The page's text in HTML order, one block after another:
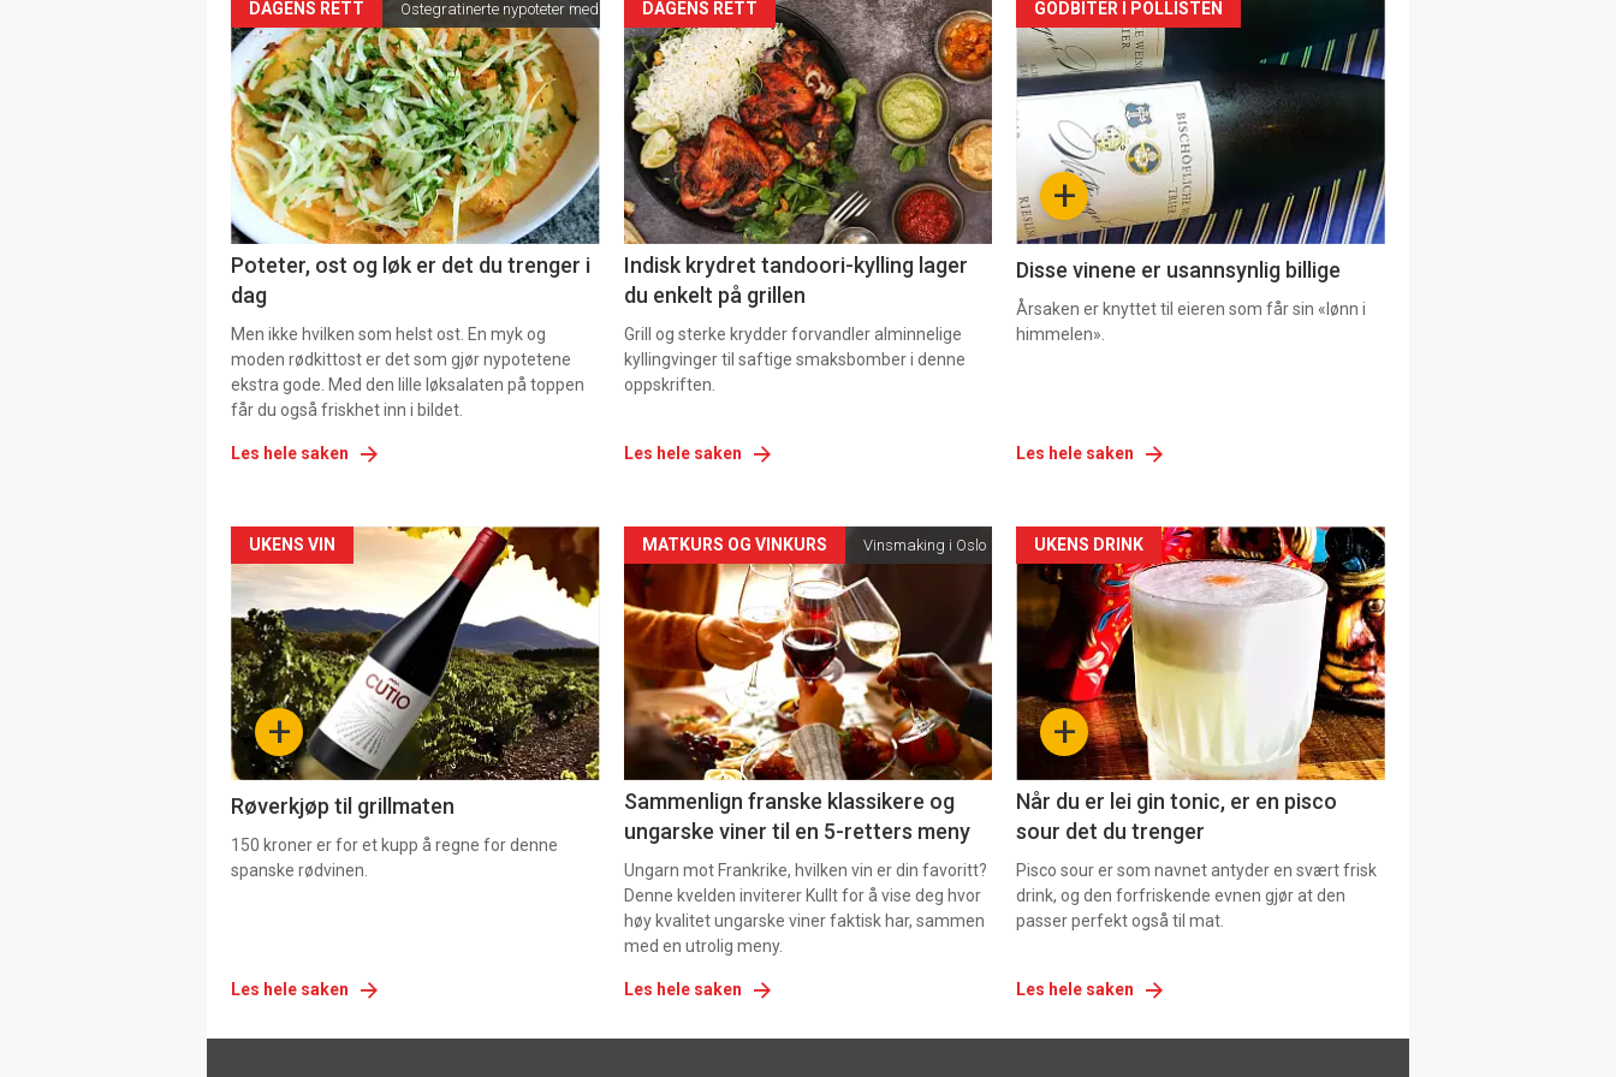
DAGENS RETT Ostegratinerte nypoteter med løksalat
Poteter, ost og løk er det du trenger i
dag
Men ikke hvilken som helst ost. En myk og
moden rødkittost er det som gjør nypotetene
ekstra gode. Med den lille løksalaten på toppen
får du også friskhet inn i bildet.
Les hele saken
Forsiden
akkurat
nå
-
2
DAGENS RETT
Indisk krydret tandoori-kylling lager
du enkelt på grillen
Grill og sterke krydder forvandler alminnelige
kyllingvinger til saftige smaksbomber i denne
oppskriften.
Les hele saken
Forsiden
akkurat
nå
3 +
GODBITER I POLLISTEN
Disse vinene er usannsynlig billige
Årsaken er knyttet til eieren som får sin «lønn i
himmelen».
Les hele saken
Forsiden
akkurat
nå
-
4 +
UKENS VIN
Røverkjøp til grillmaten
150 kroner er for et kupp å regne for denne
spanske rødvinen.
Les hele saken
Forsiden
akkurat
nå
-
5
MATKURS OG VINKURS Vinsmaking i Oslo
Sammenlign franske klassikere og
ungarske viner til en 5-retters meny
Ungarn mot Frankrike, hvilken vin er din favoritt?
Denne kvelden inviterer Kullt for å vise deg hvor
høy kvalitet ungarske viner faktisk har, sammen
med en utrolig meny.
Les hele saken
Forsiden
akkurat
nå
-
+
UKENS DRINK
Når du er lei gin tonic, er en pisco
sour det du trenger
Pisco sour er som navnet antyder en svært frisk
drink, og den forfriskende evnen gjør at den
passer perfekt også til mat.
Les hele saken